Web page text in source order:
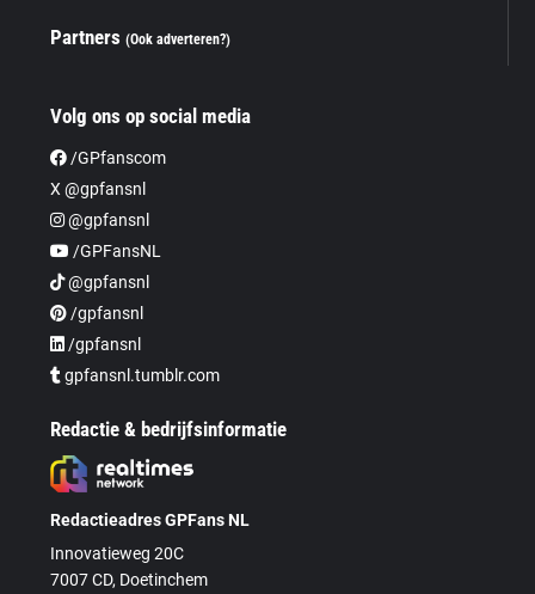
Partners(Ook adverteren?)
Volg ons op social media
/GPfanscom
X @gpfansnl
@gpfansnl
/GPFansNL
@gpfansnl
/gpfansnl
/gpfansnl
gpfansnl.tumblr.com
Redactie & bedrijfsinformatie
Redactieadres GPFans NL
Innovatieweg 20C
7007 CD, Doetinchem